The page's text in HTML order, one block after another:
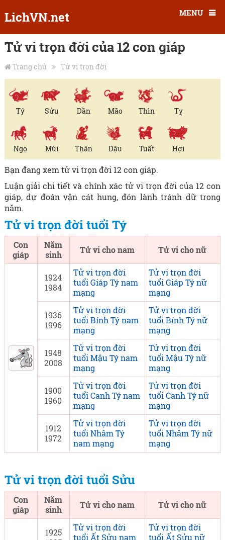
LichVN.net MENU
Tử vi trọn đời của 12 con giáp
Trang chủ Tử vi trọn đời
Tý Sửu Dần Mão Thìn Tỵ
Ngọ Mùi Thân Dậu Tuất Hợi
Bạn đang xem tử vi trọn đời 12 con giáp.
Luận giải chi tiết và chính xác tử vi trọn đời của 12 con
giáp, dự đoán vận cát hung, đón lành tránh dữ trong
năm.
Tử vi trọn đời tuổi Tý
Con
giáp
Năm
sinh
Tử vi cho nam Tử vi cho nữ
1924
1984
Tử vi trọn đời
tuổi Giáp Tý nam
mạng
Tử vi trọn đời
tuổi Giáp Tý nữ
mạng
1936
1996
Tử vi trọn đời
tuổi Bính Tý nam
mạng
Tử vi trọn đời
tuổi Bính Tý nữ
mạng
1948
2008
Tử vi trọn đời
tuổi Mậu Tý nam
mạng
Tử vi trọn đời
tuổi Mậu Tý nữ
mạng
1900
1960
Tử vi trọn đời
tuổi Canh Tý nam
mạng
Tử vi trọn đời
tuổi Canh Tý nữ
mạng
1912
1972
Tử vi trọn đời
tuổi Nhâm Tý
nam mạng
Tử vi trọn đời
tuổi Nhâm Tý nữ
mạng
Tử vi trọn đời tuổi Sửu
Con
giáp
Năm
sinh
Tử vi cho nam Tử vi cho nữ
1925
Tử vi trọn đời
tuổi Ất Sửu nam
Tử vi trọn đời
tuổi Ất Sửu nữ